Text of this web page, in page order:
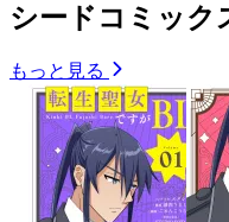
シードコミッ
もっと見る